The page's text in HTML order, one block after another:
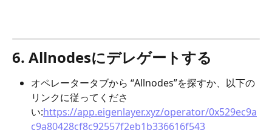
6. Allnodesにデレゲートする
オペレータータブから “Allnodes”を探すか、以下の
リンクに従ってくださ
い:https://app.eigenlayer.xyz/operator/0x529ec9a
c9a80428cf8c92557f2eb1b336616f543